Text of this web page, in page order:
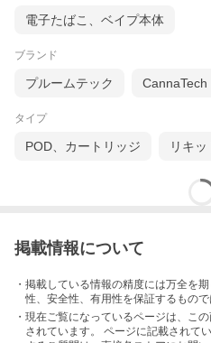
電子たばこ、ベイプ本体
ブランド
プルームテック CannaTech
タイプ
POD、カートリッジ リキ
掲載情報について
・掲載している情報の精度には万全を
性、安全性、有用性を保証するもので
・現在ご覧になっているページは、この
されています。 ページに記載されて